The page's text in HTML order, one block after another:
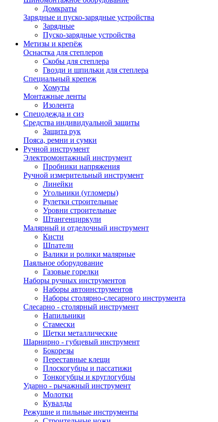
Домкраты
Зарядные и пуско-зарядные устройства
Зарядные
Пуско-зарядные устройства
Метизы и крепёж
Оснастка для степлеров
Скобы для степлера
Гвозди и шпильки для степлера
Специальный крепеж
Хомуты
Монтажные ленты
Изолента
Спецодежда и сиз
Средства индивидуальной защиты
Защита рук
Пояса, ремни и сумки
Ручной инструмент
Электромонтажный инструмент
Пробники напряжения
Ручной измерительный инструмент
Линейки
Угольники (угломеры)
Рулетки строительные
Уровни строительные
Штангенциркули
Малярный и отделочный инструмент
Кисти
Шпатели
Валики и ролики малярные
Паяльное оборудование
Газовые горелки
Наборы ручных инструментов
Наборы автоинструментов
Наборы столярно-слесарного инструмента
Слесарно - столярный инструмент
Напильники
Стамески
Щетки металлические
Шарнирно - губцевый инструмент
Бокорезы
Переставные клещи
Плоскогубцы и пассатижи
Тонкогубцы и круглогубцы
Ударно - рычажный инструмент
Молотки
Кувалды
Режушие и пильные инструменты